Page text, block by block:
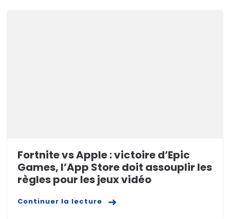
Fortnite vs Apple : victoire d’Epic
Games, l’App Store doit assouplir les
règles pour les jeux vidéo
Continuer la lecture